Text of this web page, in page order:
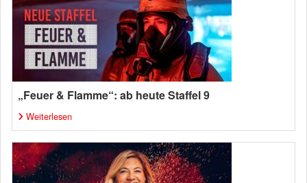
„Feuer & Flamme“: ab heute Staffel 9
Weiterlesen